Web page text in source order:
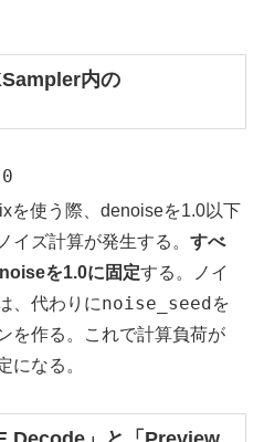
内の
を使う際、denoiseを1.0以下
イズ計算が発生する。すべ
を1.0に固定する。ノイ
、代わりにnoise_seedを
を作る。これで計算負荷が
になる。